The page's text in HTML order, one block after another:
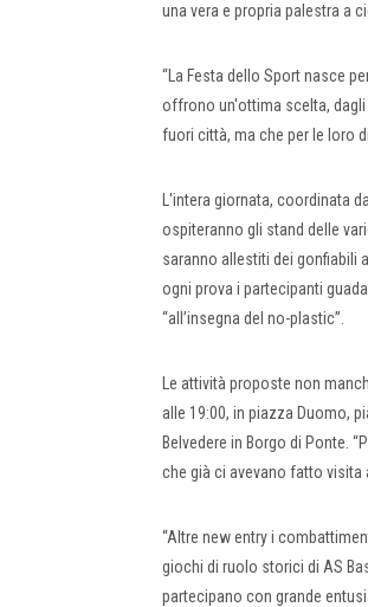
una vera e propria palestra a
“La Festa dello Sport nasce
offrono un'ottima scelta, dagli
fuori città, ma che per le loro
L'intera giornata, coordinata
ospiteranno gli stand delle
saranno allestiti dei gonfiabili
ogni prova i partecipanti
“all’insegna del no-plastic”.
Le attività proposte non
alle 19:00, in piazza Duomo,
Belvedere in Borgo di Ponte.
che già ci avevano fatto visita
“Altre new entry i
giochi di ruolo storici di AS
partecipano con grande